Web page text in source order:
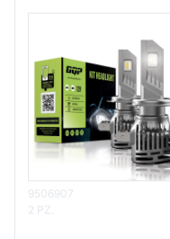
9506907
2 PZ.